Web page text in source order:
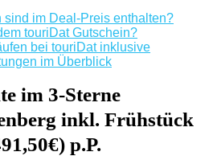
sind im Deal-Preis enthalten?
touriDat Gutschein?
bei touriDat inklusive
im Überblick
im 3-Sterne
inkl. Frühstück
p.P.